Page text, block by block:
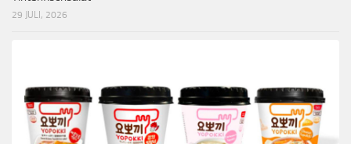
29 JULI, 2026